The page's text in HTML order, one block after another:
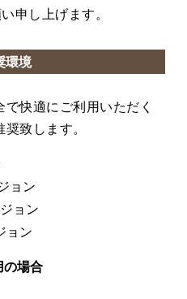
申し上げます。
環境
快適にご利用いただく
致します。
ョン
ョン
ョン
場合